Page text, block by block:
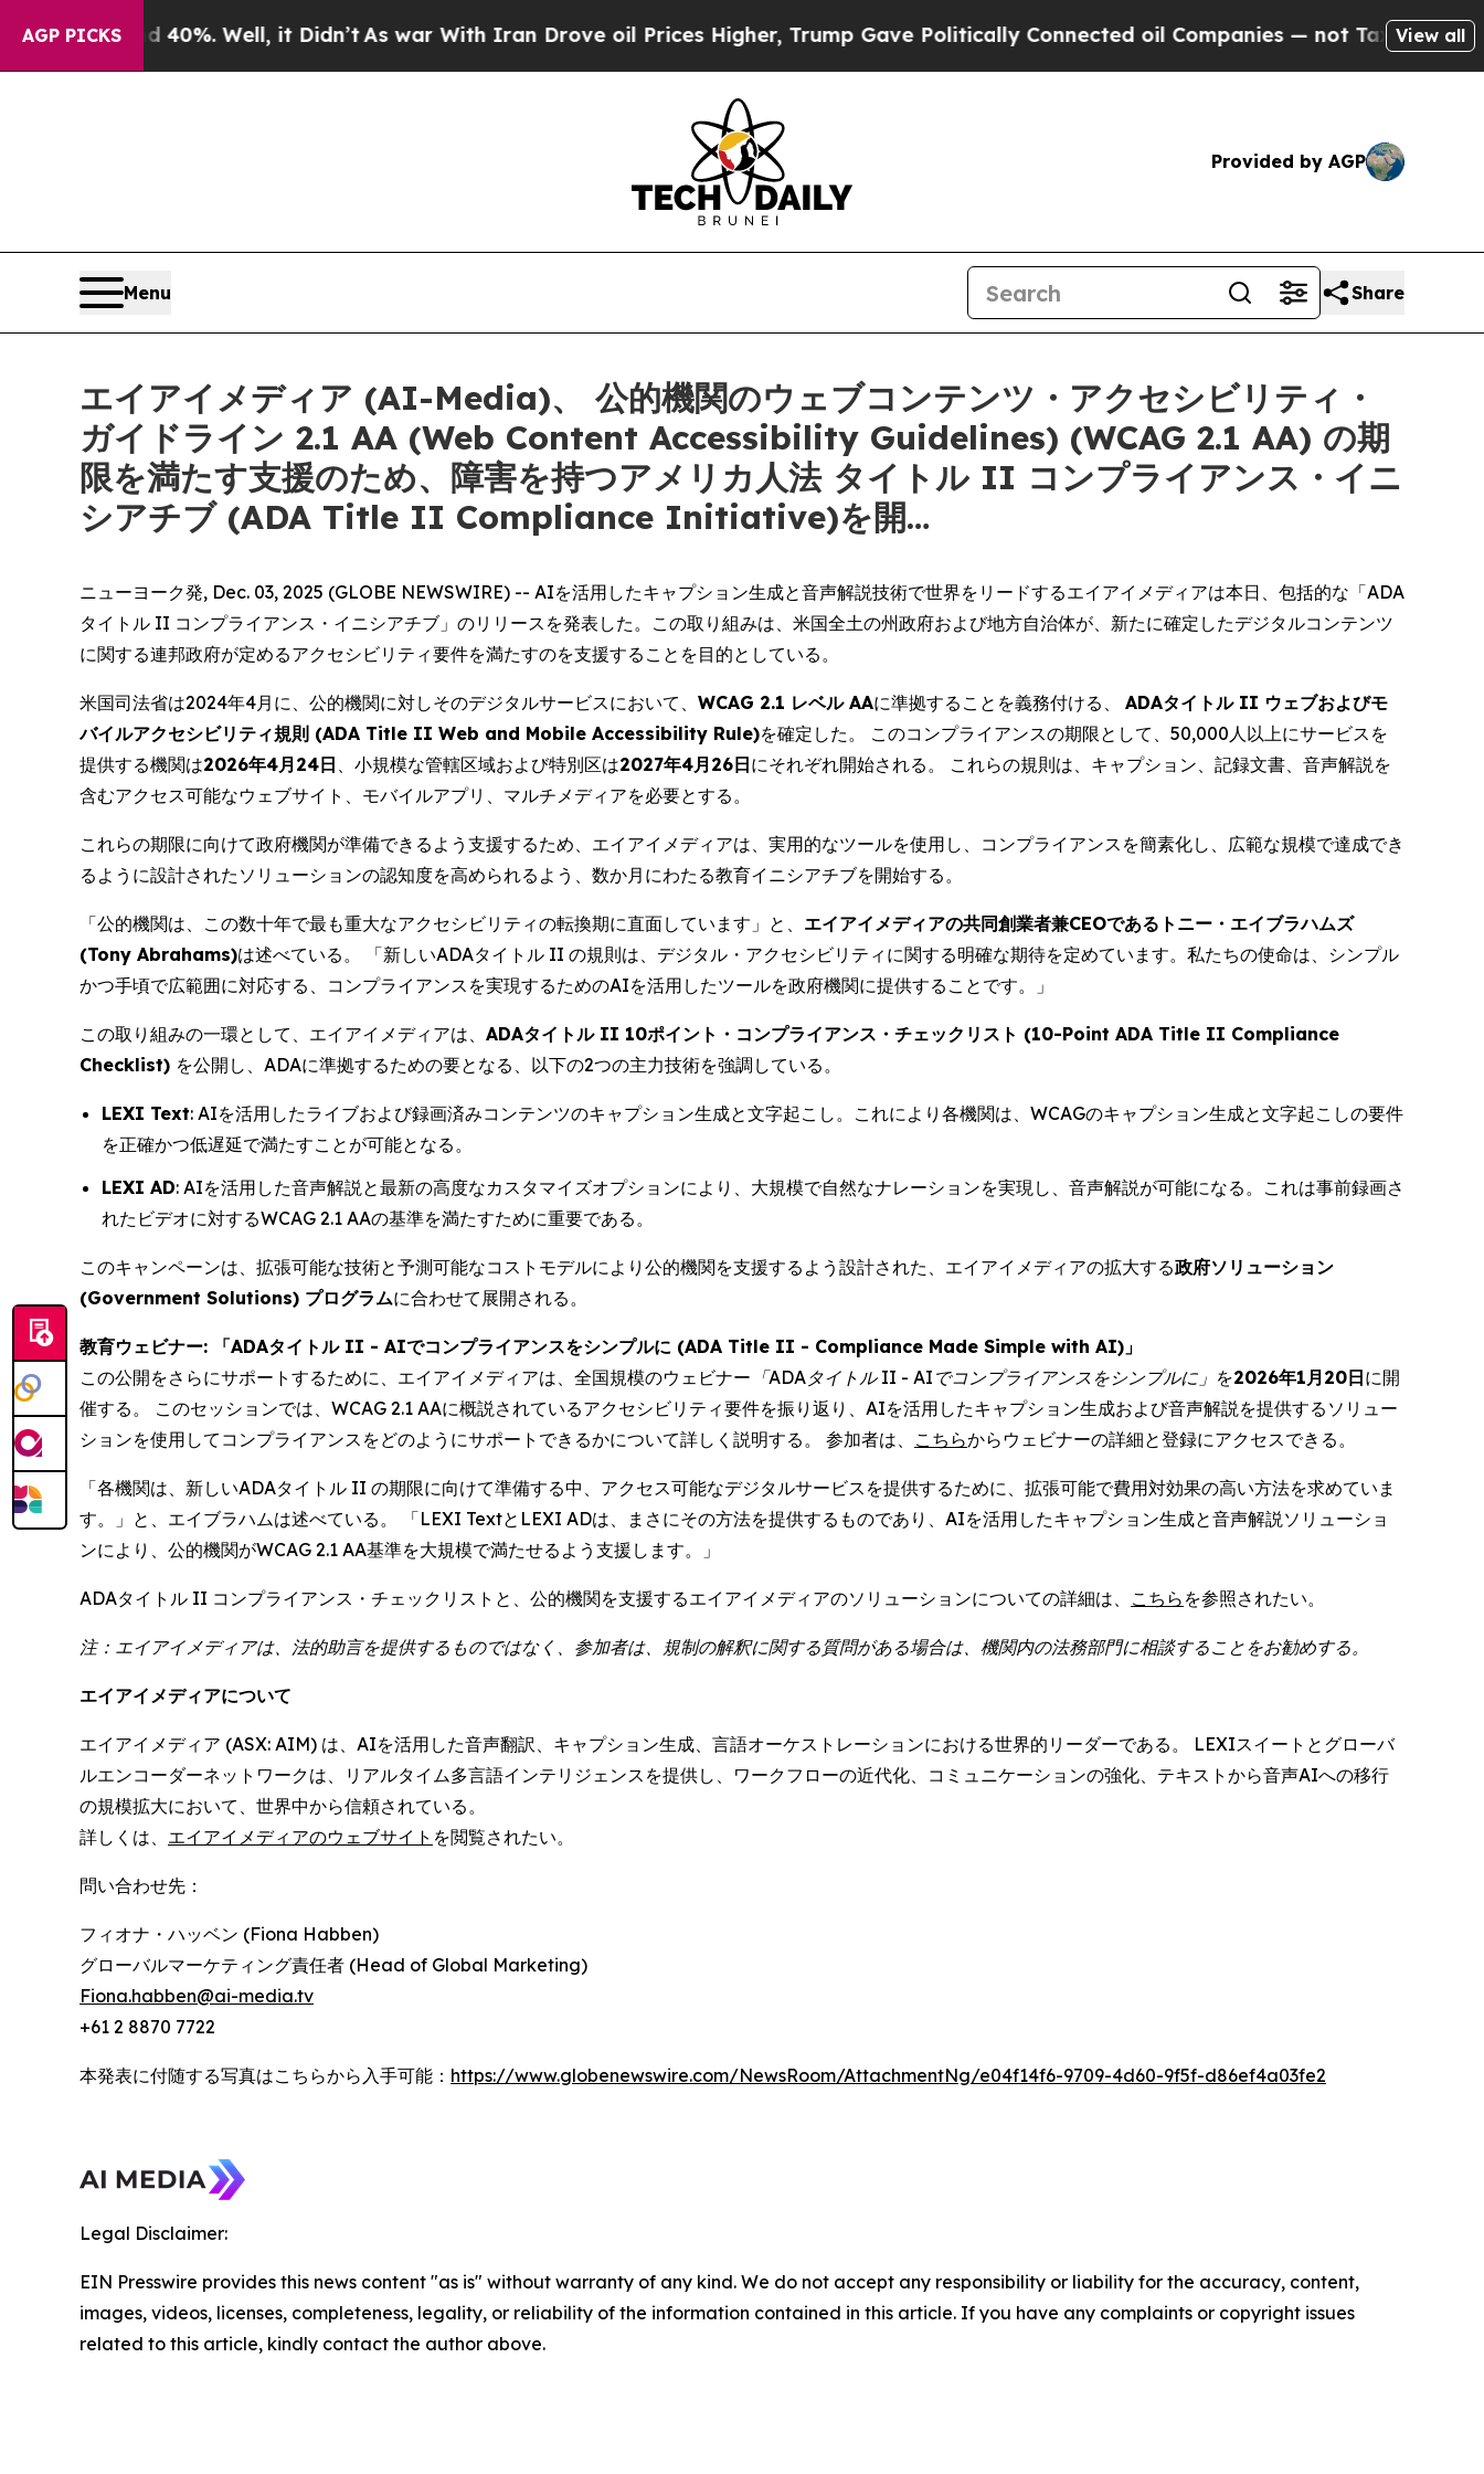
AGP PICKS40%. Well, it Didn’tAs war With Iran Drove oil Prices Higher, Trump Gave Politically Connected oil Companies — not Taxpayers — the
View all
Provided by AGP
Menu Share
エイアイメディア (AI-Media)、 公的機関のウェブコンテンツ・アクセシビリティ・
ガイドライン 2.1 AA (Web Content Accessibility Guidelines) (WCAG 2.1 AA) の期
限を満たす支援のため、障害を持つアメリカ人法 タイトル II コンプライアンス・イニ
シアチブ (ADA Title II Compliance Initiative)を開…
ニューヨーク発, Dec. 03, 2025 (GLOBE NEWSWIRE) -- AIを活用したキャプション生成と音声解説技術で世界をリードするエイアイメディアは本日、包括的な「ADA
タイトル II コンプライアンス・イニシアチブ」のリリースを発表した。この取り組みは、米国全土の州政府および地方自治体が、新たに確定したデジタルコンテンツ
に関する連邦政府が定めるアクセシビリティ要件を満たすのを支援することを目的としている。
米国司法省は2024年4月に、公的機関に対しそのデジタルサービスにおいて、 WCAG 2.1 レベル AAに準拠することを義務付ける、 ADAタイトル II ウェブおよびモ
バイルアクセシビリティ規則 (ADA Title II Web and Mobile Accessibility Rule)を確定した。 このコンプライアンスの期限として、50,000人以上にサービスを
提供する機関は2026年4月24日 、小規模な管轄区域および特別区は2027年4月26日にそれぞれ開始される。 これらの規則は、キャプション、記録文書、音声解説を
含むアクセス可能なウェブサイト、モバイルアプリ、マルチメディアを必要とする。
これらの期限に向けて政府機関が準備できるよう支援するため、エイアイメディアは、実用的なツールを使用し、コンプライアンスを簡素化し、広範な規模で達成でき
るように設計されたソリューションの認知度を高められるよう、数か月にわたる教育イニシアチブを開始する。
「公的機関は、この数十年で最も重大なアクセシビリティの転換期に直面しています」と、 エイアイメディアの共同創業者兼CEOであるトニー・エイブラハムズ
(Tony Abrahams)は述べている。 「新しいADAタイトル II の規則は、デジタル・アクセシビリティに関する明確な期待を定めています。私たちの使命は、シンプル
かつ手頃で広範囲に対応する、コンプライアンスを実現するためのAIを活用したツールを政府機関に提供することです。」
この取り組みの一環として、エイアイメディアは、 ADAタイトル II 10ポイント・コンプライアンス・チェックリスト (10-Point ADA Title II Compliance
Checklist) を公開し、ADAに準拠するための要となる、以下の2つの主力技術を強調している。
LEXI Text: AIを活用したライブおよび録画済みコンテンツのキャプション生成と文字起こし。これにより各機関は、WCAGのキャプション生成と文字起こしの要件
を正確かつ低遅延で満たすことが可能となる。
LEXI AD: AIを活用した音声解説と最新の高度なカスタマイズオプションにより、大規模で自然なナレーションを実現し、音声解説が可能になる。これは事前録画さ
れたビデオに対するWCAG 2.1 AAの基準を満たすために重要である。
このキャンペーンは、拡張可能な技術と予測可能なコストモデルにより公的機関を支援するよう設計された、エイアイメディアの拡大する政府ソリューション
(Government Solutions) プログラムに合わせて展開される。
教育ウェビナー: 「ADAタイトル II - AIでコンプライアンスをシンプルに (ADA Title II - Compliance Made Simple with AI)」
この公開をさらにサポートするために、エイアイメディアは、全国規模のウェビナー 「ADAタイトル II - AIでコンプライアンスをシンプルに」 を2026年1月20日に開
催する。 このセッションでは、WCAG 2.1 AAに概説されているアクセシビリティ要件を振り返り、AIを活用したキャプション生成および音声解説を提供するソリュー
ションを使用してコンプライアンスをどのようにサポートできるかについて詳しく説明する。 参加者は、 こちらからウェビナーの詳細と登録にアクセスできる。
「各機関は、新しいADAタイトル II の期限に向けて準備する中、アクセス可能なデジタルサービスを提供するために、拡張可能で費用対効果の高い方法を求めていま
す。」と、エイブラハムは述べている。 「LEXI TextとLEXI ADは、まさにその方法を提供するものであり、AIを活用したキャプション生成と音声解説ソリューショ
ンにより、公的機関がWCAG 2.1 AA基準を大規模で満たせるよう支援します。」
ADAタイトル II コンプライアンス・チェックリストと、公的機関を支援するエイアイメディアのソリューションについての詳細は、 こちら を参照されたい。
注：エイアイメディアは、法的助言を提供するものではなく、参加者は、規制の解釈に関する質問がある場合は、機関内の法務部門に相談することをお勧めする。
エイアイメディアについて
エイアイメディア (ASX: AIM) は、AIを活用した音声翻訳、キャプション生成、言語オーケストレーションにおける世界的リーダーである。 LEXIスイートとグローバ
ルエンコーダーネットワークは、リアルタイム多言語インテリジェンスを提供し、ワークフローの近代化、コミュニケーションの強化、テキストから音声AIへの移行
の規模拡大において、世界中から信頼されている。
詳しくは、 エイアイメディアのウェブサイト を閲覧されたい。
問い合わせ先：
フィオナ・ハッベン (Fiona Habben)
グローバルマーケティング責任者 (Head of Global Marketing)
Fiona.habben@ai-media.tv
+61 2 8870 7722
本発表に付随する写真はこちらから入手可能： https://www.globenewswire.com/NewsRoom/AttachmentNg/e04f14f6-9709-4d60-9f5f-d86ef4a03fe2
Legal Disclaimer:
EIN Presswire provides this news content "as is" without warranty of any kind. We do not accept any responsibility or liability for the accuracy, content,
images, videos, licenses, completeness, legality, or reliability of the information contained in this article. If you have any complaints or copyright issues
related to this article, kindly contact the author above.